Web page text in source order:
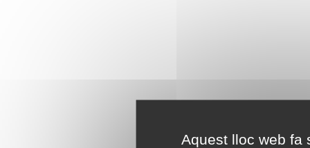
Aquest lloc web fa